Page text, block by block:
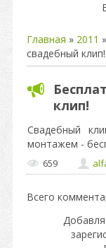
Главная » 2011 »
свадебный клип!
клип!
Свадебный
монтажем -
659
Всего